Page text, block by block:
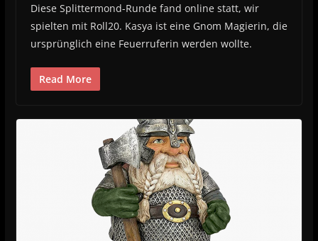
Diese Splittermond-Runde fand online statt, wir
spielten mit Roll20. Kasya ist eine Gnom Magierin, die
ursprünglich eine Feuerruferin werden wollte.
Read More